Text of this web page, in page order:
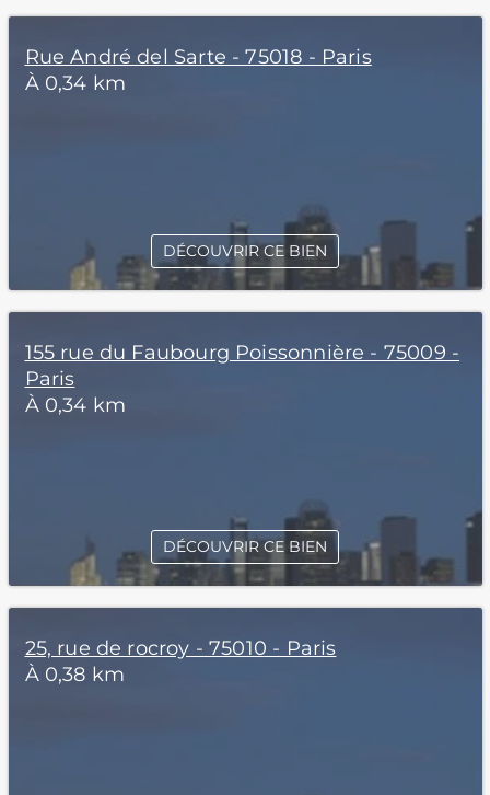
Rue André del Sarte - 75018 - Paris
À 0,34 km
DÉCOUVRIR CE BIEN
155 rue du Faubourg Poissonnière - 75009 -
Paris
À 0,34 km
DÉCOUVRIR CE BIEN
25, rue de rocroy - 75010 - Paris
À 0,38 km